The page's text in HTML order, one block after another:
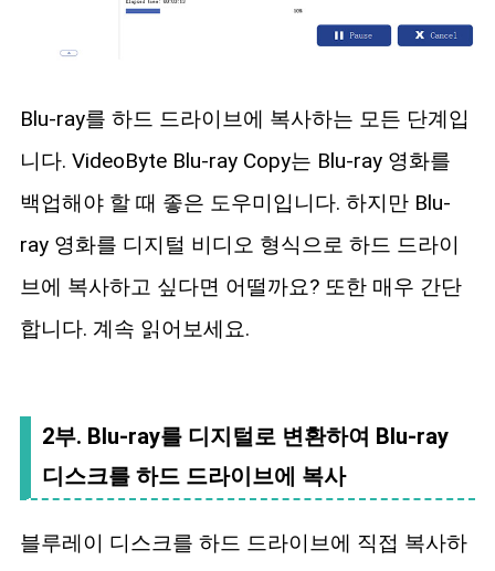
Blu-ray를 하드 드라이브에 복사하는 모든 단계입
니다. VideoByte Blu-ray Copy는 Blu-ray 영화를
백업해야 할 때 좋은 도우미입니다. 하지만 Blu-
ray 영화를 디지털 비디오 형식으로 하드 드라이
브에 복사하고 싶다면 어떨까요? 또한 매우 간단
합니다. 계속 읽어보세요.
2부. Blu-ray를 디지털로 변환하여 Blu-ray
디스크를 하드 드라이브에 복사
블루레이 디스크를 하드 드라이브에 직접 복사하